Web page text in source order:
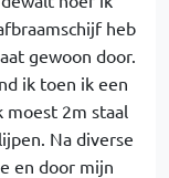
heb
gewoon door.
ik toen ik een
moest 2m staal
Na diverse
en door mijn